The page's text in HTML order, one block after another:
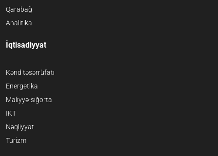
Qarabağ
Analitika
İqtisadiyyat
Kənd təsərrüfatı
Energetika
Maliyyə-sığorta
İKT
Nəqliyyat
Turizm